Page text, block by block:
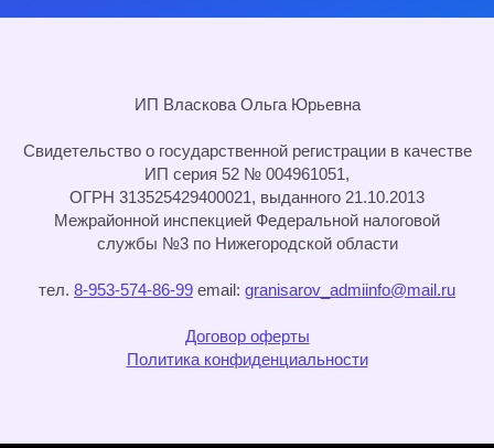
ИП Власкова Ольга Юрьевна
Cвидетельство о государственной регистрации в качестве
ИП серия 52 № 004961051,
ОГРН 313525429400021, выданного 21.10.2013
Межрайонной инспекцией Федеральной налоговой
службы №3 по Нижегородской области
тел. 8-953-574-86-99 email: granisarov_admiinfo@mail.ru
Договор оферты
Политика конфиденциальности